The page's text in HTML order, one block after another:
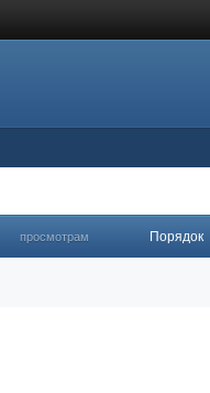
просмотрам Порядок